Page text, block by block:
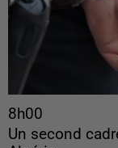
8h00
Un second